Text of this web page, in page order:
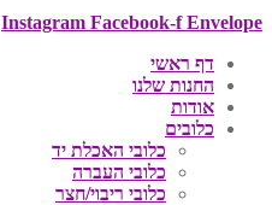
Instagram Facebook-f Envelope
דף ראשי
החנות שלנו
אודות
כלובים
כלובי האכלת יד
כלובי העברה
כלובי ריבוי/חצר